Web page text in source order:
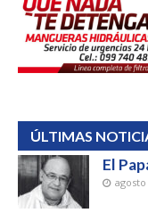
ÚLTIMAS
El
agosto